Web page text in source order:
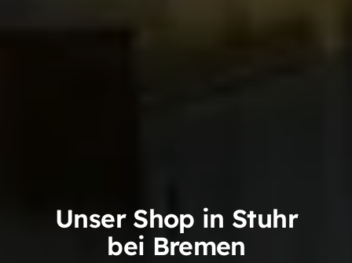
Unser Shop in Stuhr
bei Bremen